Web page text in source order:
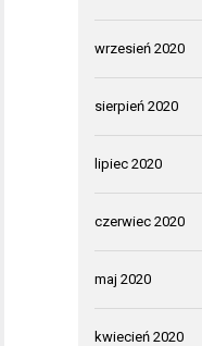
wrzesień 2020
sierpień 2020
lipiec 2020
czerwiec 2020
maj 2020
kwiecień 2020